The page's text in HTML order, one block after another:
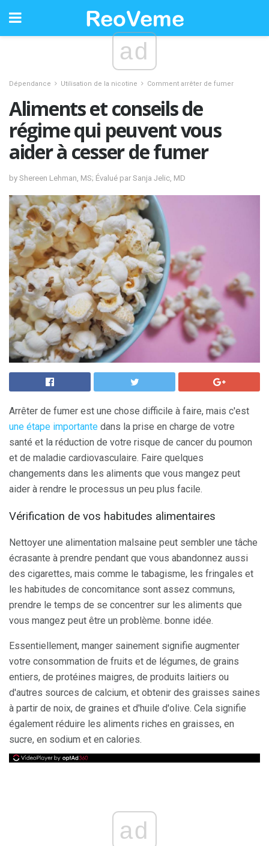
ad
Dépendance Utilisation de la nicotine Comment arrêter de fumer
Aliments et conseils de
régime qui peuvent vous
aider à cesser de fumer
by Shereen Lehman, MS; Évalué par Sanja Jelic, MD
Arrêter de fumer est une chose difficile à faire, mais c'est
une étape importante dans la prise en charge de votre
santé et la réduction de votre risque de cancer du poumon
et de maladie cardiovasculaire. Faire quelques
changements dans les aliments que vous mangez peut
aider à rendre le processus un peu plus facile.
Vérification de vos habitudes alimentaires
Nettoyer une alimentation malsaine peut sembler une tâche
écrasante à prendre pendant que vous abandonnez aussi
des cigarettes, mais comme le tabagisme, les fringales et
les habitudes de concomitance sont assez communs,
prendre le temps de se concentrer sur les aliments que
vous mangez peut être un problème. bonne idée.
Essentiellement, manger sainement signifie augmenter
votre consommation de fruits et de légumes, de grains
entiers, de protéines maigres, de produits laitiers ou
d'autres sources de calcium, et obtenir des graisses saines
à partir de noix, de graines et d'huile d'olive. Cela signifie
également réduire les aliments riches en graisses, en
sucre, en sodium et en calories.
ad